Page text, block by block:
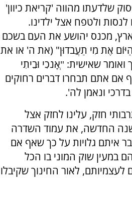
שלדעתו מהווה 'קריאת כיוון'
ולטפח אצל ילדינו.
מכנס יהושע את העם בשכם
אֶת מִי תַעֲבֹדוּן" (את ה' או את
ואומר שאישית: "ְאָנֹכִי וּבֵיתִי
אם אתם תבחרו דברים רחוקים
ונאמן לה'.
חזק, עלינו לחזק אצל
החדשה, את עמוד השדרה
איתם גלויות על כך שאף אם
במעין שוק המוני בו הכל
לעצמיותם, לאור החינוך שקיבלו